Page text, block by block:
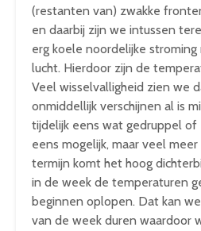
(restanten van) zwakke
en daarbij zijn we intussen
erg koele noordelijke
lucht. Hierdoor zijn de
Veel wisselvalligheid zien we
onmiddellijk verschijnen al is
tijdelijk eens wat gedruppel
eens mogelijk, maar veel
termijn komt het hoog
in de week de temperaturen
beginnen oplopen. Dat kan
van de week duren waardoor